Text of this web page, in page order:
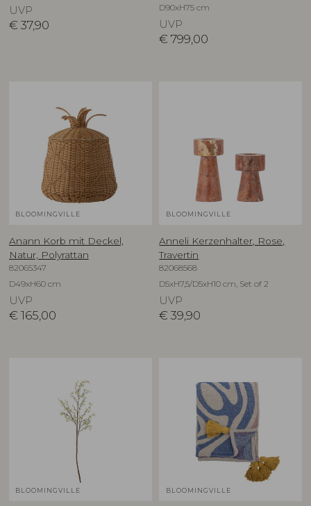
UVP
€ 37,90
D90xH75 cm
UVP
€ 799,00
BLOOMINGVILLE
Anann Korb mit Deckel,
Natur, Polyrattan
82065347
D49xH60 cm
UVP
€ 165,00
BLOOMINGVILLE
Anneli Kerzenhalter, Rose,
Travertin
82068568
D5xH7,5/D5xH10 cm, Set of 2
UVP
€ 39,90
BLOOMINGVILLE BLOOMINGVILLE